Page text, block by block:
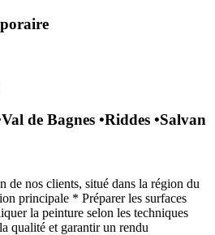
Val de Bagnes •Riddes •Salvan
de nos clients, situé dans la région du
principale * Préparer les surfaces
la peinture selon les techniques
qualité et garantir un rendu